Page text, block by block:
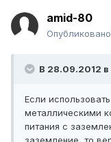
amid-80
Опубликовано
В 28.09.2012 в
Если
металлическими
питания с